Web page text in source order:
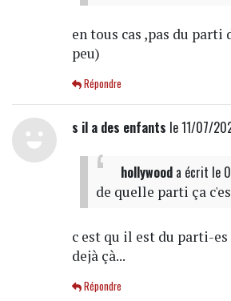
en tous cas ,pas du parti
peu)
Répondre
s il a des enfants le 11/07/
hollywooda écrit le
de quelle parti ça
c est qu il est du parti-
dejà çà...
Répondre